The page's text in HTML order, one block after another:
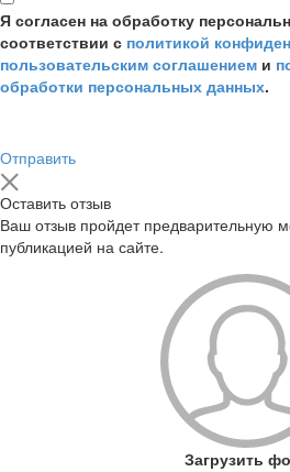
Я согласен на обработку
соответствии с политикой
пользовательским соглашением и
обработки персональных данных.
Отправить
Оставить отзыв
Ваш отзыв пройдет предварительную
публикацией на сайте.
Загрузить